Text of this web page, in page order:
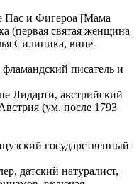
Пас и Фигероа [Мама
(первая святая женщина
Силипика, вице-
писатель и
Лидарти, австрийский
(ум. после 1793
государственный
датский натуралист,